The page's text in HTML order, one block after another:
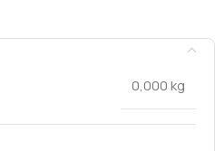
0,000 kg